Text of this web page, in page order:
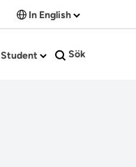
In English
Student Sök